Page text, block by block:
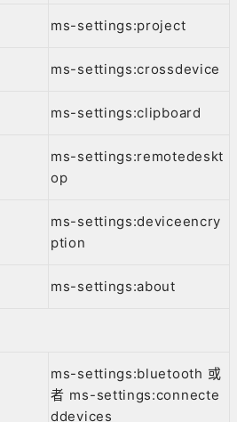
ms-settings:project
ms-settings:crossdevice
ms-settings:clipboard
ms-settings:remotedeskt
op
ms-settings:deviceencry
ption
ms-settings:about
ms-settings:bluetooth 或
者 ms-settings:connecte
ddevices